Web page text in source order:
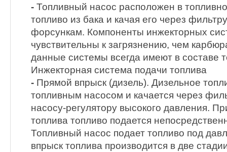
- Топливный насос расположен в
топливо из бака и качая его через
форсункам. Компоненты инжекторных
чувствительны к загрязнению, чем
данные системы всегда имеют в составе
Инжекторная система подачи топлива
- Прямой впрыск (дизель). Дизельное
топливным насосом и качается через
насосу-регулятору высокого давления.
топлива топливо подается
Топливный насос подает топливо под
впрыск топлива производится в две